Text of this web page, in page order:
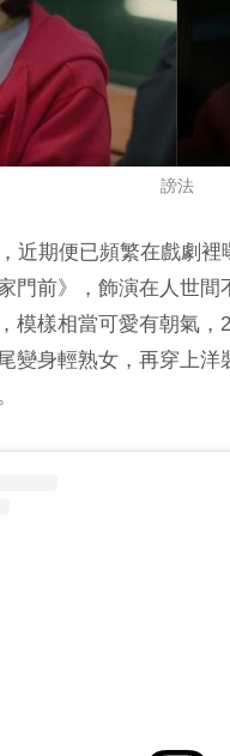
謗法
近期便已頻繁在戲劇
門前》，飾演在人世
模樣相當可愛有朝氣
變身輕熟女，再穿上